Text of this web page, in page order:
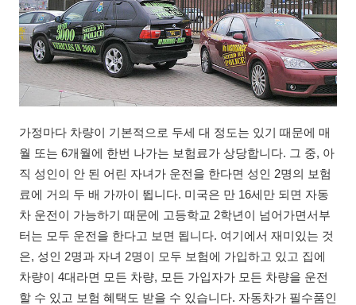
가정마다 차량이 기본적으로 두세 대 정도는 있기 때문에 매
월 또는 6개월에 한번 나가는 보험료가 상당합니다. 그 중, 아
직 성인이 안 된 어린 자녀가 운전을 한다면 성인 2명의 보험
료에 거의 두 배 가까이 뜁니다. 미국은 만 16세만 되면 자동
차 운전이 가능하기 때문에 고등학교 2학년이 넘어가면서부
터는 모두 운전을 한다고 보면 됩니다. 여기에서 재미있는 것
은, 성인 2명과 자녀 2명이 모두 보험에 가입하고 있고 집에
차량이 4대라면 모든 차량, 모든 가입자가 모든 차량을 운전
할 수 있고 보험 혜택도 받을 수 있습니다. 자동차가 필수품인